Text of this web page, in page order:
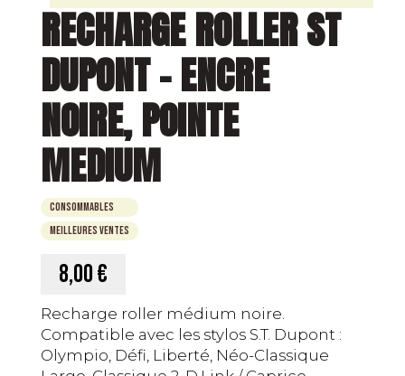
RECHARGE ROLLER ST
DUPONT – ENCRE
NOIRE, POINTE
MEDIUM
Consommables
Meilleures ventes
8,00 €
Recharge roller médium noire.
Compatible avec les stylos S.T. Dupont :
Olympio, Défi, Liberté, Néo-Classique